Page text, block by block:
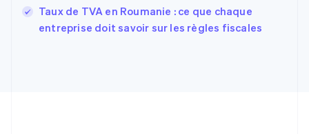
Taux de TVA en Roumanie : ce que chaque
entreprise doit savoir sur les règles fiscales
FrançaisEnglish
Gibraltar